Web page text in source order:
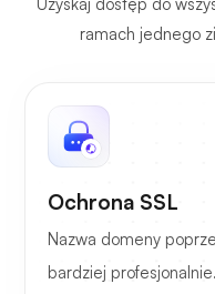
Uzyskaj dostęp do
ramach jednego
Ochrona SSL
Nazwa domeny
bardziej